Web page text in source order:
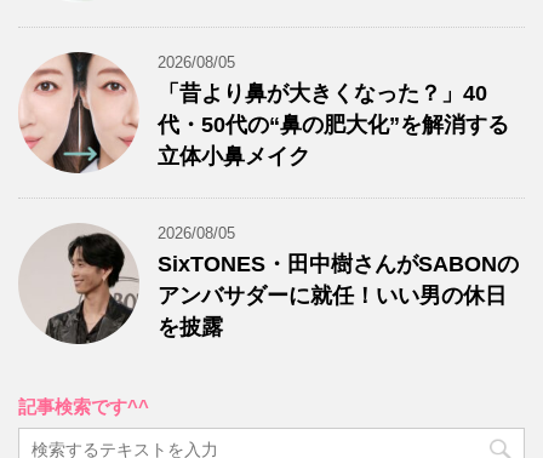
2026/08/05
「昔より鼻が大きくなった？」40
代・50代の“鼻の肥大化”を解消する
立体小鼻メイク
2026/08/05
SixTONES・田中樹さんがSABONの
アンバサダーに就任！いい男の休日
を披露
記事検索です^^